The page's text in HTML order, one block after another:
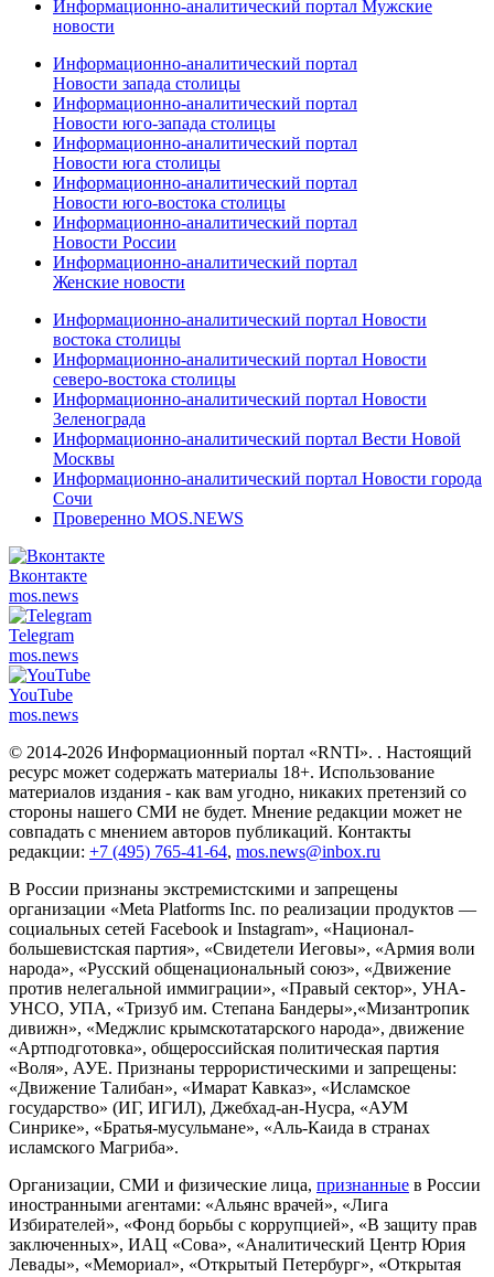
Информационно-аналитический портал Мужские
новости
Информационно-аналитический портал
Новости запада столицы
Информационно-аналитический портал
Новости юго-запада столицы
Информационно-аналитический портал
Новости юга столицы
Информационно-аналитический портал
Новости юго-востока столицы
Информационно-аналитический портал
Новости России
Информационно-аналитический портал
Женские новости
Информационно-аналитический портал Новости
востока столицы
Информационно-аналитический портал Новости
северо-востока столицы
Информационно-аналитический портал Новости
Зеленограда
Информационно-аналитический портал Вести Новой
Москвы
Информационно-аналитический портал Новости города
Сочи
Проверенно MOS.NEWS
Вконтакте
mos.news
Telegram
mos.news
YouTube
mos.news
© 2014-2026 Информационный портал «RNTI». . Настоящий
ресурс может содержать материалы 18+. Использование
материалов издания - как вам угодно, никаких претензий со
стороны нашего СМИ не будет. Мнение редакции может не
совпадать с мнением авторов публикаций. Контакты
редакции: +7 (495) 765-41-64, mos.news@inbox.ru
В России признаны экстремистскими и запрещены
организации «Meta Platforms Inc. по реализации продуктов —
социальных сетей Facebook и Instagram», «Национал-
большевистская партия», «Свидетели Иеговы», «Армия воли
народа», «Русский общенациональный союз», «Движение
против нелегальной иммиграции», «Правый сектор», УНА-
УНСО, УПА, «Тризуб им. Степана Бандеры»,«Мизантропик
дивижн», «Меджлис крымскотатарского народа», движение
«Артподготовка», общероссийская политическая партия
«Воля», АУЕ. Признаны террористическими и запрещены:
«Движение Талибан», «Имарат Кавказ», «Исламское
государство» (ИГ, ИГИЛ), Джебхад-ан-Нусра, «АУМ
Синрике», «Братья-мусульмане», «Аль-Каида в странах
исламского Магриба».
Организации, СМИ и физические лица, признанные в России
иностранными агентами: «Альянс врачей», «Лига
Избирателей», «Фонд борьбы с коррупцией», «В защиту прав
заключенных», ИАЦ «Сова», «Аналитический Центр Юрия
Левады», «Мемориал», «Открытый Петербург», «Открытая